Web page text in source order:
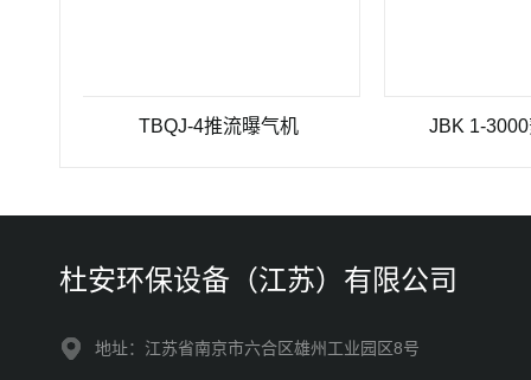
TBQJ-4推流曝气机 JBK 1-3000絮凝
杜安环保设备（江苏）有限公司
地址：江苏省南京市六合区雄州工业园区8号